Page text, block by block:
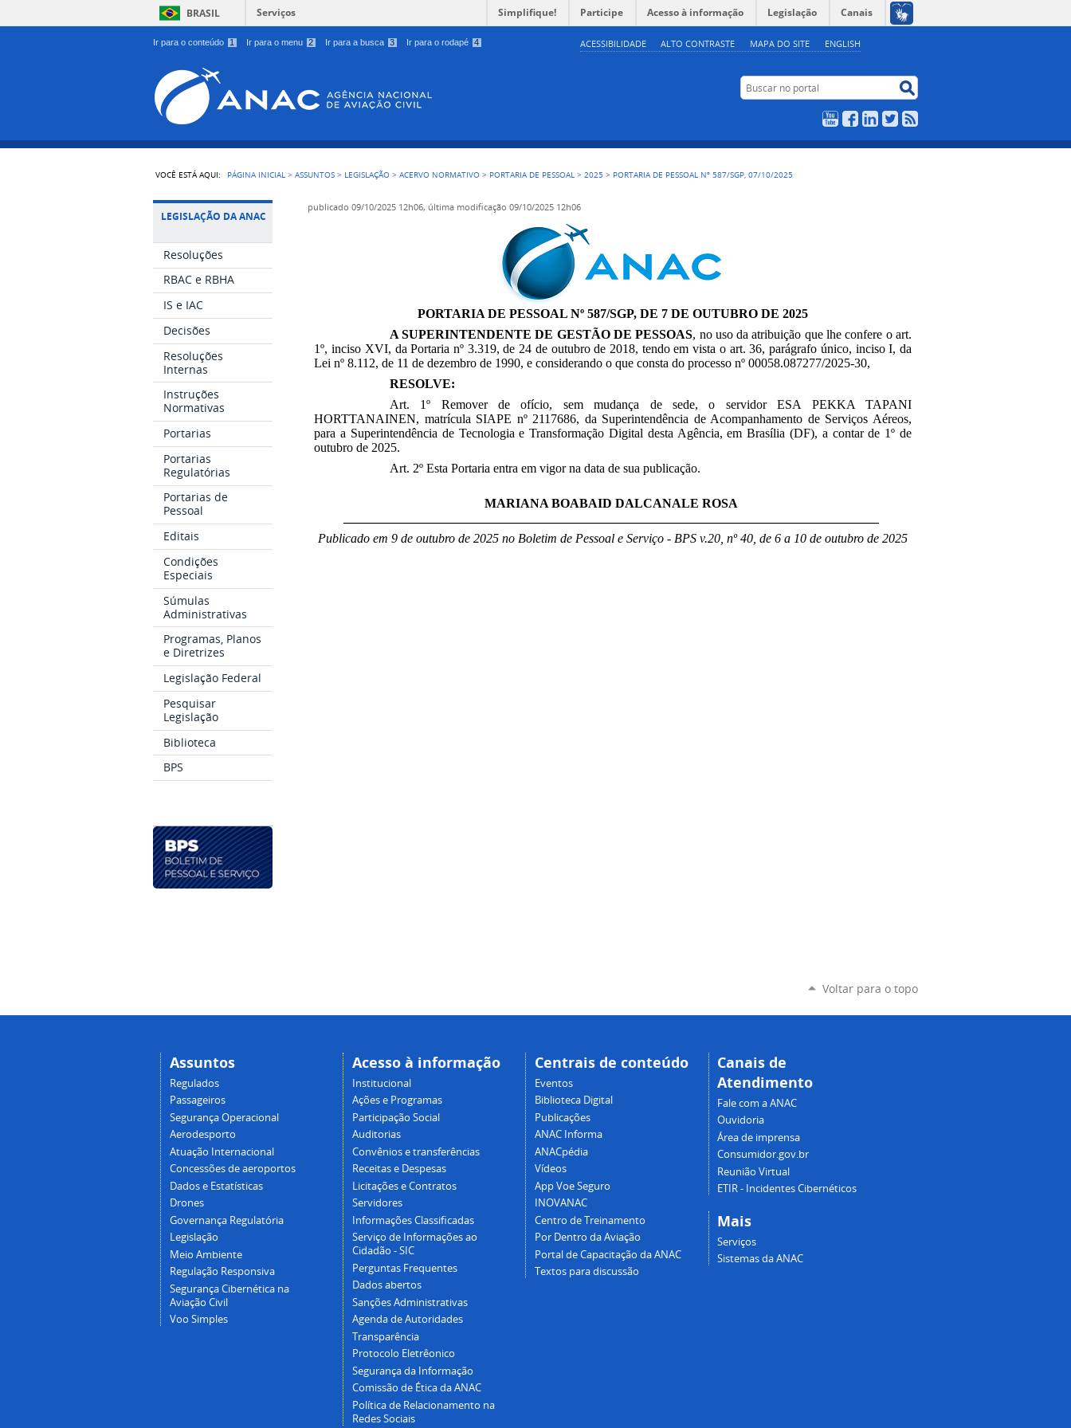
Ir para o conteúdo 1 Ir para o menu 2 Ir para a busca 3 Ir para o rodapé 4 ACESSIBILIDADE ALTO CONTRASTE MAPA DO SITE ENGLISH
BRASIL Serviços Simplifique! Participe Acesso à informação Legislação Canais
Buscar no portal
YouTubeFacebookLinkedIn
Twitter
VOCÊ ESTÁ AQUI: PÁGINA INICIAL >ASSUNTOS > LEGISLAÇÃO >ACERVO NORMATIVO > PORTARIA DE PESSOAL >2025 > PORTARIA DE PESSOAL Nº 587/SGP, 07/10/2025
LEGISLAÇÃO DA ANAC
Resoluções
RBAC e RBHA
IS e IAC
Decisões
Resoluções
Internas
Instruções
Normativas
Portarias
Portarias
Regulatórias
Portarias de
Pessoal
Editais
Condições
Especiais
Súmulas
Administrativas
Programas, Planos
e Diretrizes
Legislação Federal
Pesquisar
Legislação
Biblioteca
BPS
publicado 09/10/2025 12h06, última modificação 09/10/2025 12h06
PORTARIA DE PESSOAL Nº 587/SGP, DE 7 DE OUTUBRO DE 2025
A SUPERINTENDENTE DE GESTÃO DE PESSOAS, no uso da atribuição que lhe confere o art.
1º, inciso XVI, da Portaria nº 3.319, de 24 de outubro de 2018, tendo em vista o art. 36, parágrafo único, inciso I, da
Lei nº 8.112, de 11 de dezembro de 1990, e considerando o que consta do processo nº 00058.087277/2025-30,
RESOLVE:
Art. 1º Remover de ofício, sem mudança de sede, o servidor ESA PEKKA TAPANI
HORTTANAINEN, matrícula SIAPE nº 2117686, da Superintendência de Acompanhamento de Serviços Aéreos,
para a Superintendência de Tecnologia e Transformação Digital desta Agência,em Brasília (DF), a contar de 1º de
outubro de 2025.
Art. 2º Esta Portaria entra em vigor na data de sua publicação.
MARIANA BOABAID DALCANALE ROSA
Publicado em 9 de outubro de 2025 no Boletim de Pessoal e Serviço - BPS v.20, nº 40, de 6 a 10 de outubro de 2025
Voltar para o topo
Assuntos
Regulados
Passageiros
Segurança Operacional
Aerodesporto
Atuação Internacional
Concessões de aeroportos
Dados e Estatísticas
Drones
Governança Regulatória
Legislação
Meio Ambiente
Regulação Responsiva
Segurança Cibernética na
Aviação Civil
Voo Simples
Acesso à informação
Institucional
Ações e Programas
Participação Social
Auditorias
Convênios e transferências
Receitas e Despesas
Licitações e Contratos
Servidores
Informações Classificadas
Serviço de Informações ao
Cidadão - SIC
Perguntas Frequentes
Dados abertos
Sanções Administrativas
Agenda de Autoridades
Transparência
Protocolo Eletrêonico
Segurança da Informação
Comissão de Ética da ANAC
Política de Relacionamento na
Redes Sociais
Centrais de conteúdo
Eventos
Biblioteca Digital
Publicações
ANAC Informa
ANACpédia
Vídeos
App Voe Seguro
INOVANAC
Centro de Treinamento
Por Dentro da Aviação
Portal de Capacitação da ANAC
Textos para discussão
Canais de
Atendimento
Fale com a ANAC
Ouvidoria
Área de imprensa
Consumidor.gov.br
Reunião Virtual
ETIR - Incidentes Cibernéticos
Mais
Serviços
Sistemas da ANAC